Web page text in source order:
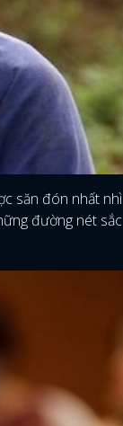
săn đón nhất nhì
đường nét sắc